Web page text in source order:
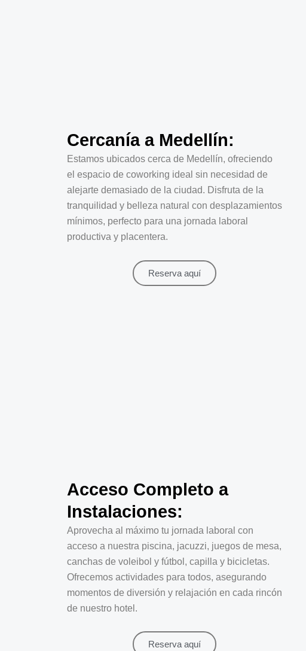
Cercanía a Medellín:
Estamos ubicados cerca de Medellín, ofreciendo
el espacio de coworking ideal sin necesidad de
alejarte demasiado de la ciudad. Disfruta de la
tranquilidad y belleza natural con desplazamientos
mínimos, perfecto para una jornada laboral
productiva y placentera.
Reserva aquí
Acceso Completo a
Instalaciones:
Aprovecha al máximo tu jornada laboral con
acceso a nuestra piscina, jacuzzi, juegos de mesa,
canchas de voleibol y fútbol, capilla y bicicletas.
Ofrecemos actividades para todos, asegurando
momentos de diversión y relajación en cada rincón
de nuestro hotel.
Reserva aquí